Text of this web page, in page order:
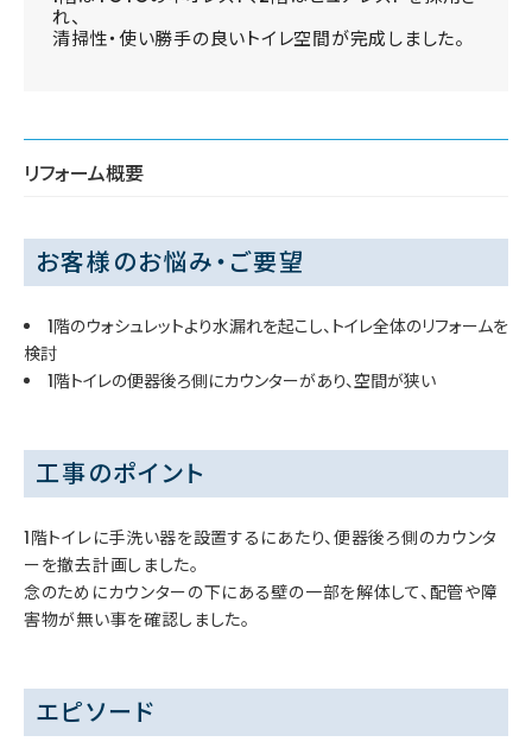
れ、
清掃性・使い勝手の良いトイレ空間が完成しました。
リフォーム概要
お客様のお悩み・ご要望
1階のウォシュレットより水漏れを起こし、トイレ全体のリフォームを
検討
1階トイレの便器後ろ側にカウンターがあり、空間が狭い
工事のポイント
1階トイレに手洗い器を設置するにあたり、便器後ろ側のカウンタ
ーを撤去計画しました。
念のためにカウンターの下にある壁の一部を解体して、配管や障
害物が無い事を確認しました。
エピソード